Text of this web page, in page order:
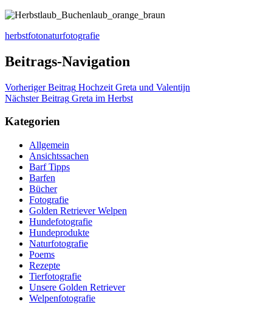
herbstfotonaturfotografie
Beitrags-Navigation
Vorheriger Beitrag Hochzeit Greta und Valentijn
Nächster Beitrag Greta im Herbst
Kategorien
Allgemein
Ansichtssachen
Barf Tipps
Barfen
Bücher
Fotografie
Golden Retriever Welpen
Hundefotografie
Hundeprodukte
Naturfotografie
Poems
Rezepte
Tierfotografie
Unsere Golden Retriever
Welpenfotografie